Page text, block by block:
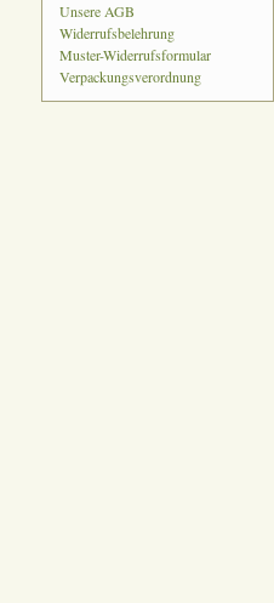
Unsere AGB
Widerrufsbelehrung
Muster-Widerrufsformular
Verpackungsverordnung